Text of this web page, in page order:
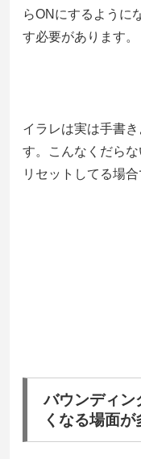
らONにするように
す必要があります。
イラレは実は手書
す。こんなくだら
リセットしてる場合
バウンディン
くなる場面が